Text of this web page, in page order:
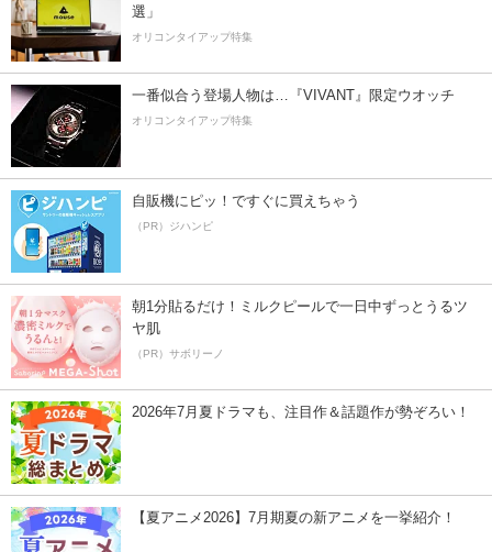
選」
オリコンタイアップ特集
一番似合う登場人物は…『VIVANT』限定ウオッチ
オリコンタイアップ特集
自販機にピッ！ですぐに買えちゃう
（PR）ジハンピ
朝1分貼るだけ！ミルクピールで一日中ずっとうるツ
ヤ肌
（PR）サボリーノ
2026年7月夏ドラマも、注目作＆話題作が勢ぞろい！
【夏アニメ2026】7月期夏の新アニメを一挙紹介！